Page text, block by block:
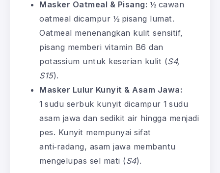
Masker Oatmeal & Pisang: ½ cawan
oatmeal dicampur ½ pisang lumat.
Oatmeal menenangkan kulit sensitif,
pisang memberi vitamin B6 dan
potassium untuk keserian kulit (S4,
S15).
Masker Lulur Kunyit & Asam Jawa:
1 sudu serbuk kunyit dicampur 1 sudu
asam jawa dan sedikit air hingga menjadi
pes. Kunyit mempunyai sifat
anti‑radang, asam jawa membantu
mengelupas sel mati (S4).